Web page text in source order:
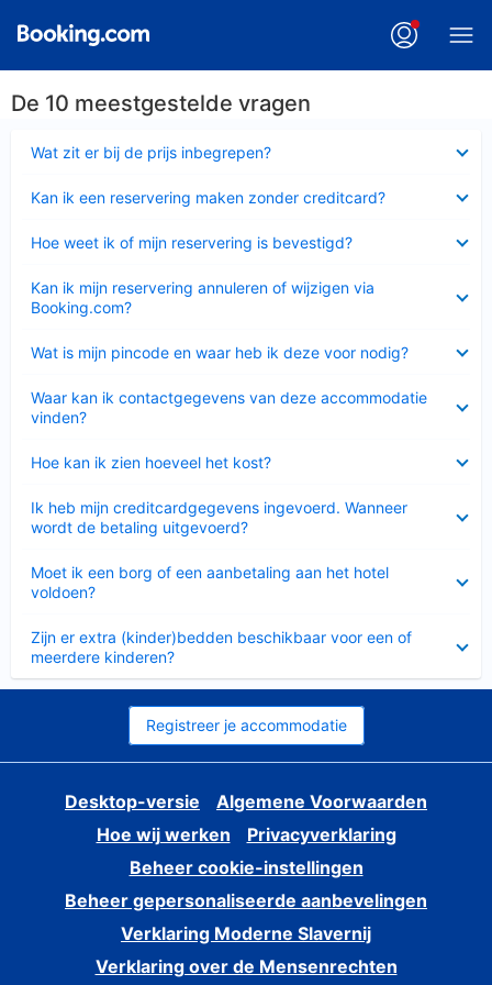
De 10 meestgestelde vragen
Wat zit er bij de prijs inbegrepen?
Kan ik een reservering maken zonder creditcard?
Hoe weet ik of mijn reservering is bevestigd?
Kan ik mijn reservering annuleren of wijzigen via
Booking.com?
Wat is mijn pincode en waar heb ik deze voor nodig?
Waar kan ik contactgegevens van deze accommodatie
vinden?
Hoe kan ik zien hoeveel het kost?
Ik heb mijn creditcardgegevens ingevoerd. Wanneer
wordt de betaling uitgevoerd?
Moet ik een borg of een aanbetaling aan het hotel
voldoen?
Zijn er extra (kinder)bedden beschikbaar voor een of
meerdere kinderen?
Registreer je accommodatie
Desktop-versie
Algemene Voorwaarden
Hoe wij werken
Privacyverklaring
Beheer cookie-instellingen
Beheer gepersonaliseerde aanbevelingen
Verklaring Moderne Slavernij
Verklaring over de Mensenrechten